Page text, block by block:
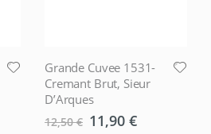
Casa Defra Pinot
Grigio 2025
7,95 €